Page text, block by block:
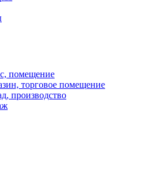
помещение
торговое помещение
производство